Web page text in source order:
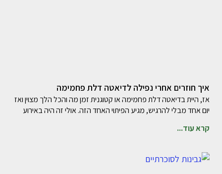
איך חוזרים אחרי נפילה לדיאטה דלת פחמימה
אז, היית בדיאטה דלת פחמימה או קטוגנית זמן מה והכל הלך מצוין ואז
יום אחד מבלי להרגיש, מגיע הפיתוי האחד הזה. אולי זה היה באירוע
קרא עוד...